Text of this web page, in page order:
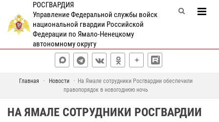
РОСГВАРДИЯ
Управление Федеральной службы войск
национальной гвардии Российской
Федерации по Ямало-Ненецкому
автономному округу
Главная Новости
На Ямале сотрудники Росгвардии обеспечили
правопорядок в новогоднюю ночь
НА ЯМАЛЕ СОТРУДНИКИ РОСГВАРДИИ